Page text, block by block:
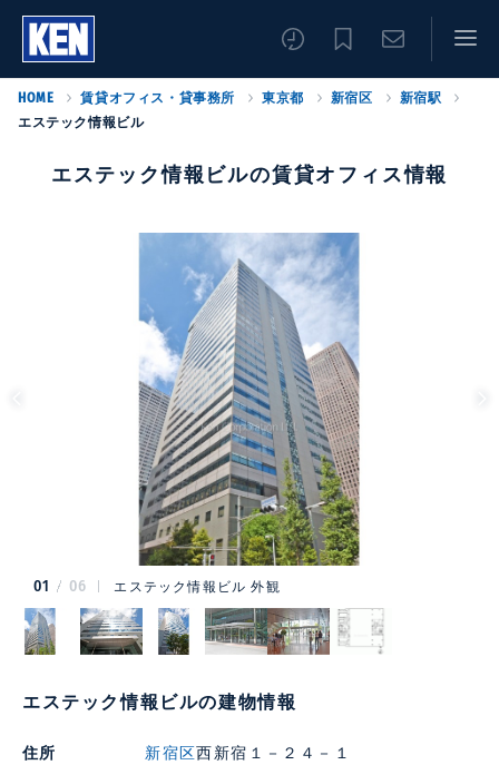
HOME 賃貸オフィス・貸事務所 東京都 新宿区
新宿駅
エステック情報ビル
エステック情報ビルの賃貸オフィス情報
01 06 エステック情報ビル 外観
エステック情報ビルの建物情報
住所 新宿区西新宿１－２４－１